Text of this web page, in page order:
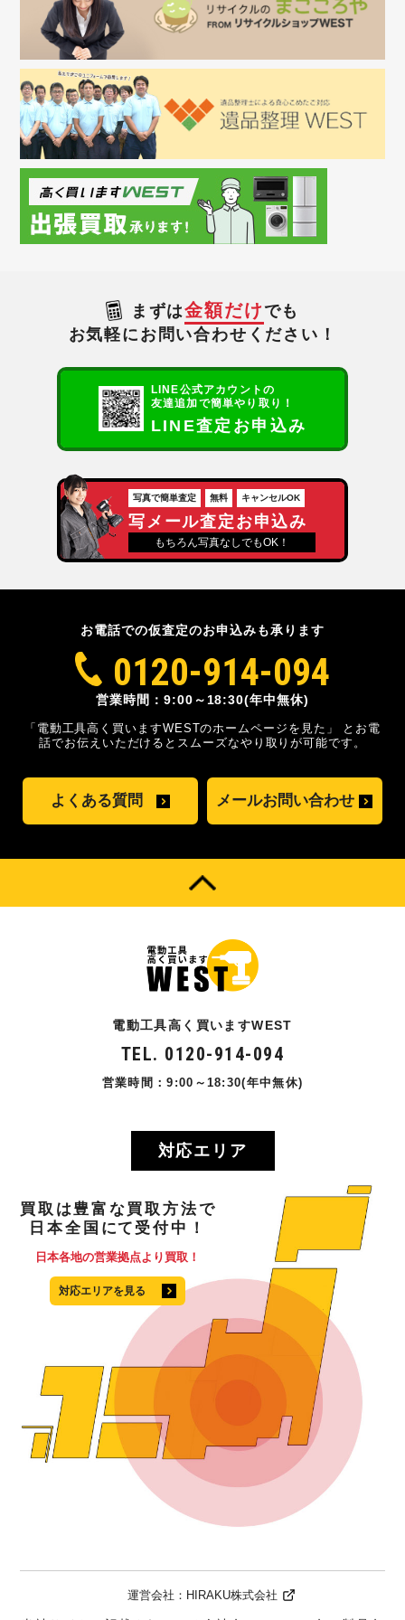
まずは金額だけ でも
お気軽にお問い合わせください！
LINE公式アカウントの
友達追加で簡単やり取り！
LINE査定お申込み
写真で簡単査定 無料 キャンセルOK
写メール査定お申込み
もちろん写真なしでもOK！
お電話での仮査定のお申込みも承ります
0120-914-094
営業時間：9:00～18:30(年中無休)
「電動工具高く買いますWESTのホームページを見た」
とお電
話でお伝えいただけるとスムーズなやり取りが可能です。
よくある質問 メールお問い合わせ
電動工具高く買いますWEST
TEL. 0120-914-094
営業時間：9:00～18:30(年中無休)
対応エリア
買取 は 豊富な買取方法で
日本全国 にて 受付中！
日本各地の営業拠点より買取！
対応エリアを見る
運営会社： HIRAKU株式会社